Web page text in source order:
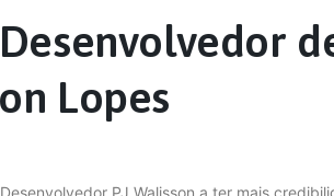
Lopes
PJ Walisson a ter mais